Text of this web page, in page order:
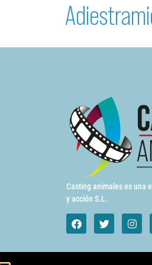
Casting animales es una
y acción S.L.